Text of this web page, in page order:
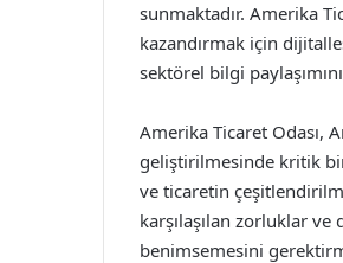
sunmaktadır. Amerika
kazandırmak için
sektörel bilgi
Amerika Ticaret Odası,
geliştirilmesinde kritik bir
ve ticaretin
karşılaşılan zorluklar
benimsemesini